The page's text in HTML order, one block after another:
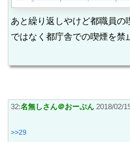
あと繰り返しやけど都職員の
ではなく都庁舎での喫煙を禁
32:名無しさん＠おーぷん 2018/02/
>>29